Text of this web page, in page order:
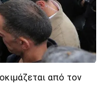
από τον